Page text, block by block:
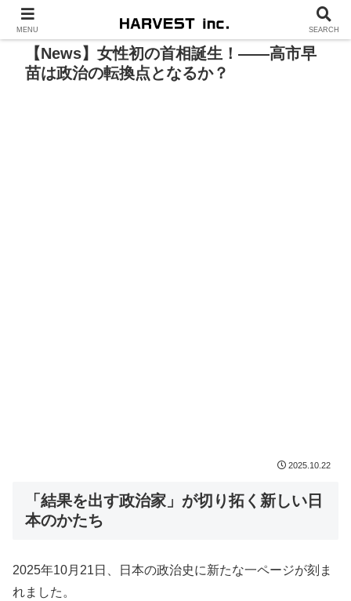
【News】女性初の首相誕生！――高市早
苗は政治の転換点となるか？
2025.10.22
「結果を出す政治家」が切り拓く新しい日
本のかたち
2025年10月21日、日本の政治史に新たな一ページが刻ま
れました。
MENU SEARCH